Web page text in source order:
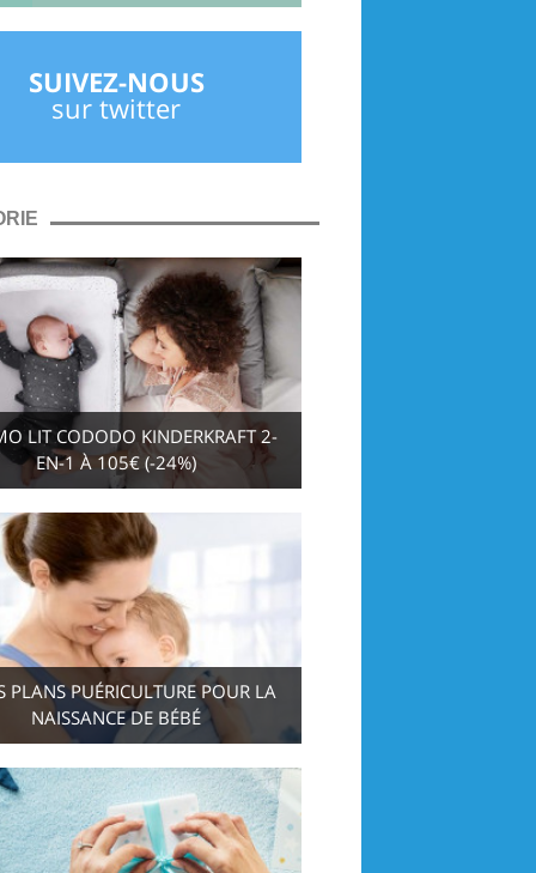
SUIVEZ-NOUS
sur twitter
LIT CODODO KINDERKRAFT 2-
EN-1 À 105€ (-24%)
PLANS PUÉRICULTURE POUR LA
NAISSANCE DE BÉBÉ